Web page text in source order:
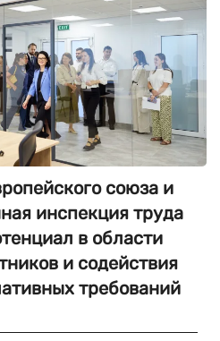
союза и
инспекция труда
в области
и содействия
требований